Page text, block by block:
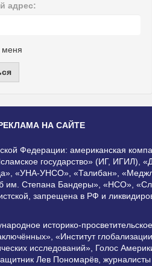
адрес:
меня
НА САЙТЕ
Федерации: американская
государство» (ИГ,
«УНА-УНСО», «Талибан»,
им. Степана Бандеры», «НСО»,
запрещена в РФ и
историко-
«Институт
исследований», Голос
Лев Пономарёв,